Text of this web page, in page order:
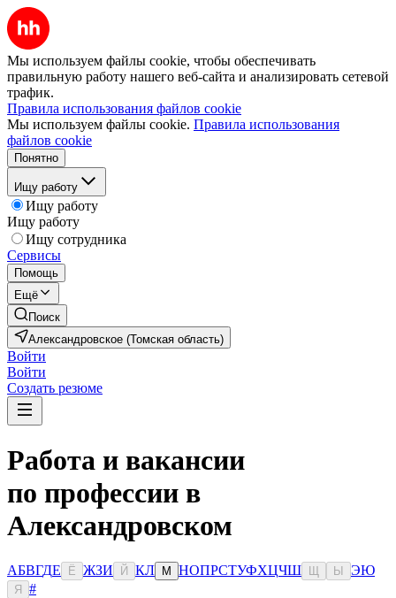
Мы используем файлы cookie, чтобы обеспечивать
правильную работу нашего веб-сайта и анализировать сетевой
трафик.
Правила использования файлов cookie
Мы используем файлы cookie. Правила использования
файлов cookie
Понятно
Ищу работу
Ищу работу
Ищу работу
Ищу сотрудника
Сервисы
Помощь
Ещё
Поиск
Александровское (Томская область)
Войти
Войти
Создать резюме
Работа и вакансии
по профессии в
Александровском
АБВГДЕ Ё ЖЗИ Й КЛ М НОПРСТУФХЦЧШ Ы ЭЮ
Я
#